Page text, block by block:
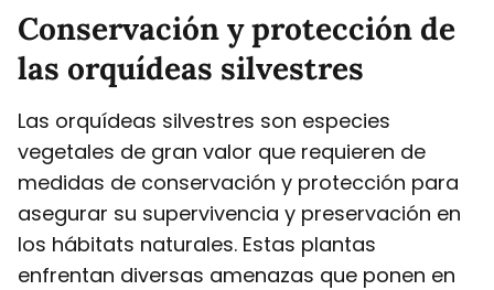
Conservación y protección de
las orquídeas silvestres
Las orquídeas silvestres son especies
vegetales de gran valor que requieren de
medidas de conservación y protección para
asegurar su supervivencia y preservación en
los hábitats naturales. Estas plantas
enfrentan diversas amenazas que ponen en